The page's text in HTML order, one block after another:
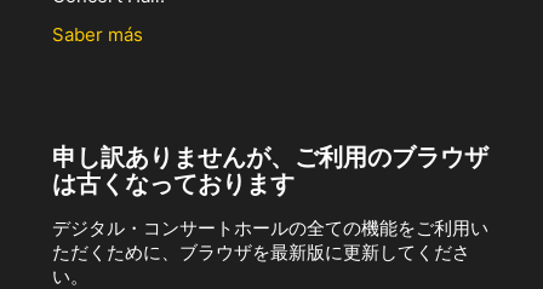
Saber más
申し訳ありませんが、ご利用のブラウザ
は古くなっております
デジタル・コンサートホールの全ての機能をご利用い
ただくために、ブラウザを最新版に更新してくださ
い。